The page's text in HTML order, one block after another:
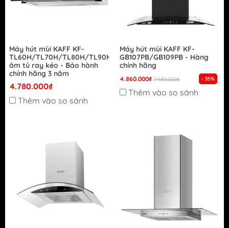
Máy hút mùi KAFF KF-
TL60H/TL70H/TL80H/TL90H
âm tủ ray kéo - Bảo hành
chính hãng 3 năm
4.780.000₫
Thêm vào so sánh
Máy hút mùi KAFF KF-
GB107PB/GB109PB - Hàng
chính hãng
4.860.000₫ 7.480.000₫ - 35%
Thêm vào so sánh